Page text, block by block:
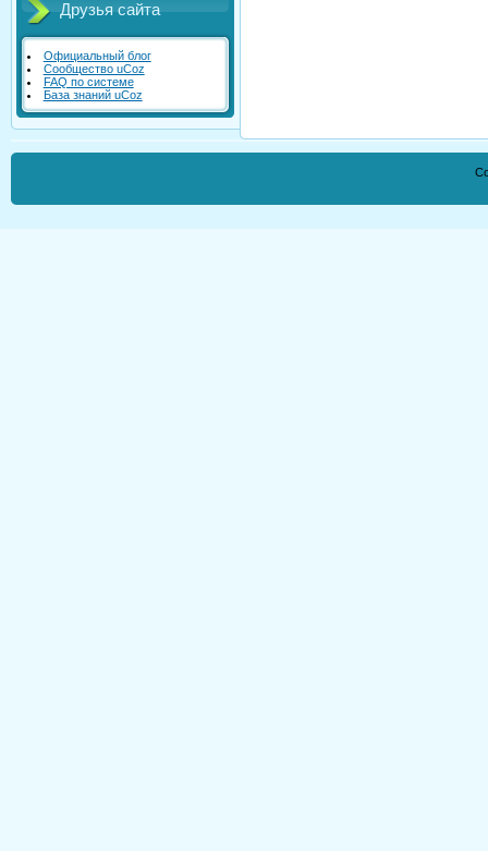
Друзья сайта
Официальный блог
Сообщество uCoz
FAQ по системе
База знаний uCoz